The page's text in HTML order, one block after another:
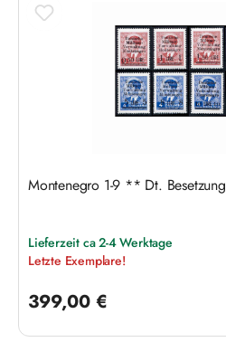
Montenegro 1-9 ** Dt. Besetzung
Lieferzeit ca 2-4 Werktage
Letzte Exemplare!
399,00 €